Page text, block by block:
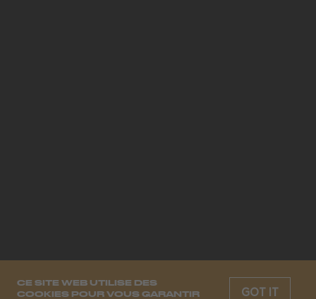
CE SITE WEB UTILISE DES
COOKIES POUR VOUS GARANTIR
GOT IT